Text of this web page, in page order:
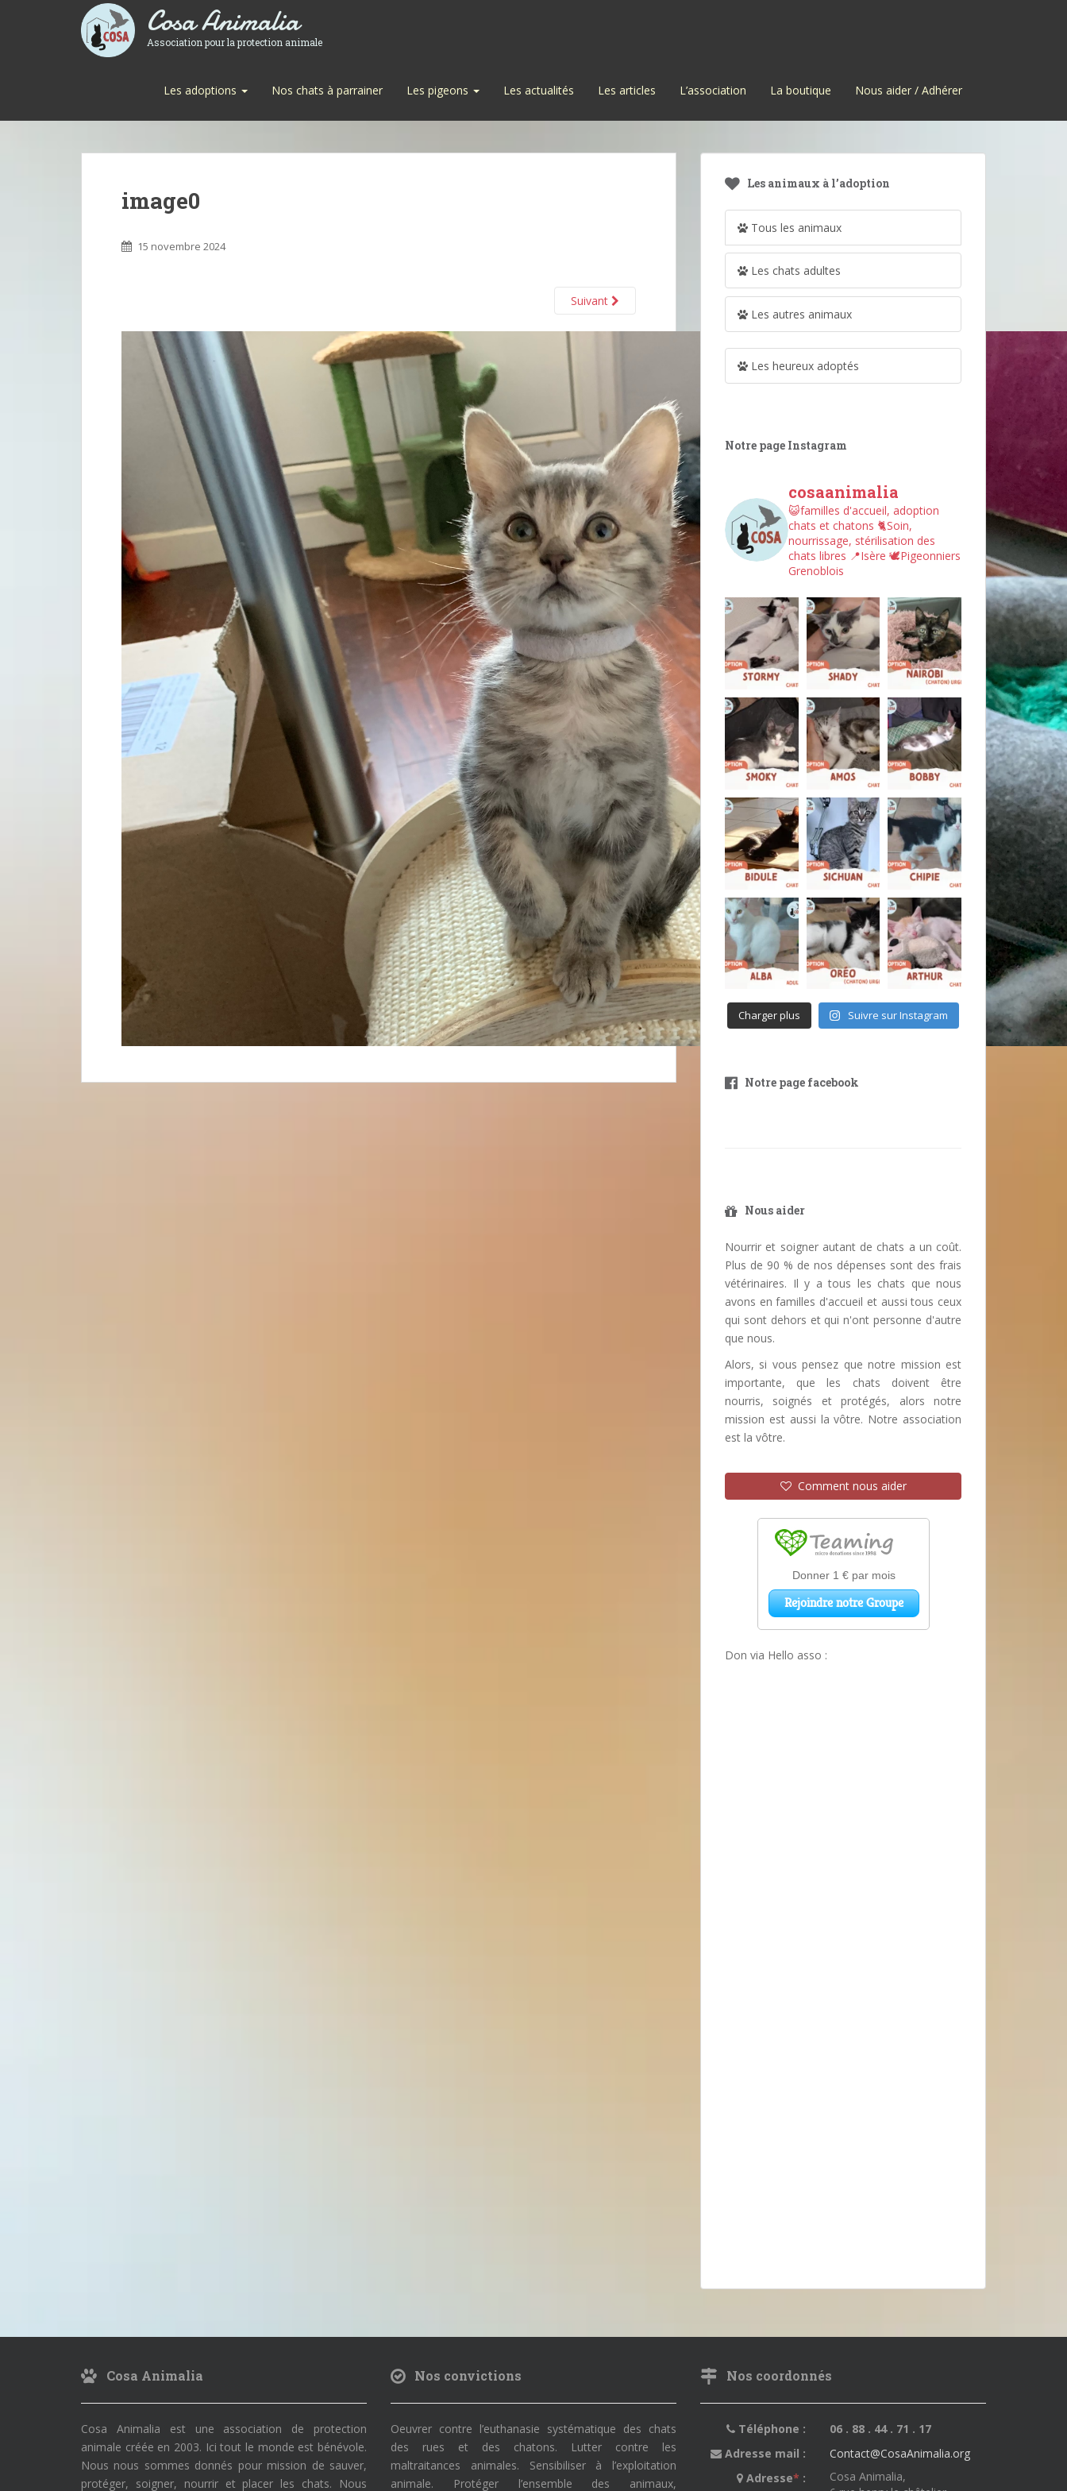
Cosa Animalia
Association pour la protection animale
Les adoptions Nos chats à parrainer Les pigeons Les actualités Les articles L’association La boutique Nous aider / Adhérer
image0
15 novembre 2024
Suivant
Les animaux à l’adoption
Tous les animaux
Les chats adultes
Les autres animaux
Les heureux adoptés
Notre page Instagram
cosaanimalia
😺familles d'accueil, adoption
chats et chatons 🐈Soin,
nourrissage, stérilisation des
chats libres 📍Isère 🕊︎Pigeonniers
Grenoblois
Charger plus Suivre sur Instagram
Notre page facebook
Nous aider
Nourrir et soigner autant de chats a un coût.
Plus de 90 % de nos dépenses sont des frais
vétérinaires. Il y a tous les chats que nous
avons en familles d'accueil et aussi tous ceux
qui sont dehors et qui n'ont personne d'autre
que nous.
Alors, si vous pensez que notre mission est
importante, que les chats doivent être
nourris, soignés et protégés, alors notre
mission est aussi la vôtre. Notre association
est la vôtre.
Comment nous aider
Don via Hello asso :
Cosa Animalia
Cosa Animalia est une association de protection
animale créée en 2003. Ici tout le monde est bénévole.
Nous nous sommes donnés pour mission de sauver,
protéger, soigner, nourrir et placer les chats. Nous
Nos convictions
Oeuvrer contre l’euthanasie systématique des chats
des rues et des chatons. Lutter contre les
maltraitances animales. Sensibiliser à l’exploitation
animale. Protéger l’ensemble des animaux,
Nos coordonnés
Téléphone :
06 . 88 . 44 . 71 . 17
Adresse mail :
Contact@CosaAnimalia.org
Adresse* :
Cosa Animalia,